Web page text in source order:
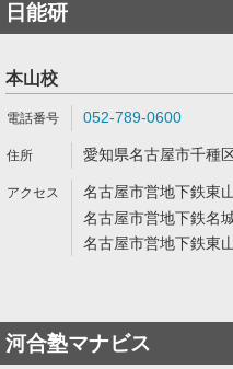
日能研
本山校
052-789-0600
愛知県名古屋市千種
名古屋市営地下鉄東
名古屋市営地下鉄名
名古屋市営地下鉄東
河合塾マナビス